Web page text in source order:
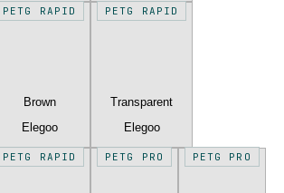
PETG RAPID
Brown
Elegoo
PETG RAPID
Transparent
Elegoo
PETG RAPID PETG PRO PETG PRO